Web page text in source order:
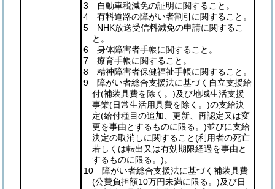
3 自動車税減免の証明に関すること。
4 有料道路の障がい者割引に関すること。
5 NHK放送受信料減免の申請に関するこ
と。
6 身体障害者手帳に関すること。
7 療育手帳に関すること。
8 精神障害者保健福祉手帳に関すること。
9 障がい者総合支援法に基づく自立支援給
付(補装具費を除く。)及び地域生活支援
事業(日常生活用具費を除く。)の支給決
定(給付種目の追加、更新、再認定又は変
更を事由とするものに限る。)並びに支給
決定の取消しに関すること(利用者の死亡
若しくは転出又は有効期限経過を事由と
するものに限る。)。
10 障がい者総合支援法に基づく補装具費
(公費負担額10万円未満に限る。)及び日